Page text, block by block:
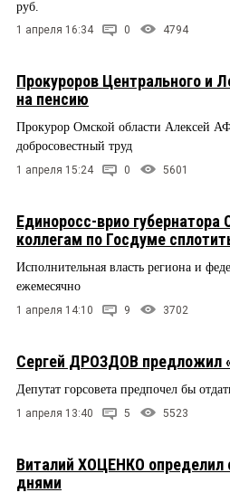
руб.
1 апреля 16:34 0 4794
Прокуроров Центрального и
на пенсию
Прокурор Омской области Алексей
добросовестный труд
1 апреля 15:24 0 5601
Единоросс-врио
коллегам по Госдуме
Исполнительная власть региона и
ежемесячно
1 апреля 14:10 9 3702
Сергей ДРОЗДОВ предложил
Депутат горсовета предпочел бы
1 апреля 13:40 5 5523
Виталий ХОЦЕНКО определил
днями